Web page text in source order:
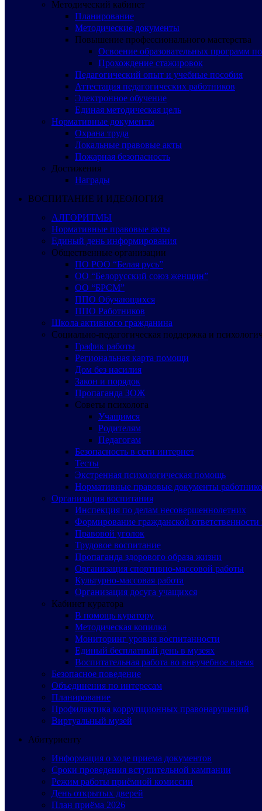
Методический кабинет
Планирование
Методические документы
Повышение профессионального мастерства
Освоение образовательных программ
Прохождение стажировок
Педагогический опыт и учебные пособия
Аттестация педагогических работников
Электронное обучение
Единая методическая цель
Нормативные документы
Охрана труда
Локальные правовые акты
Пожарная безопасность
Достижения
Награды
ВОСПИТАНИЕ И ИДЕОЛОГИЯ
АЛГОРИТМЫ
Нормативные правовые акты
Единый день информирования
Общественные организации
ПО РОО “Белая русь”
ОО “Белорусский союз женщин”
ОО “БРСМ”
ППО Обучающихся
ППО Работников
Школа активного гражданина
Социально-педагогическая поддержка и
График работы
Региональная карта помощи
Дом без насилия
Закон и порядок
Пропаганда ЗОЖ
Советы психолога
Учащимся
Родителям
Педагогам
Безопасность в сети интернет
Тесты
Экстренная психологическая помощь
Нормативные правовые документы
Организация воспитания
Инспекция по делам несовершеннолетних
Формирование гражданской ответственности
Правовой уголок
Трудовое воспитание
Пропаганда здорового образа жизни
Организация спортивно-массовой работы
Культурно-массовая работа
Организация досуга учащихся
Кабинет куратора
В помощь куратору
Методическая копилка
Мониторинг уровня воспитанности
Единый бесплатный день в музеях
Воспитательная работа во внеучебное время
Безопасное поведение
Объединения по интересам
Планирование
Профилактика коррупционных правонарушений
Виртуальный музей
Абитуриенту
Информация о ходе приема документов
Сроки проведения вступительной кампании
Режим работы приёмной комиссии
День открытых дверей
План приёма 2026